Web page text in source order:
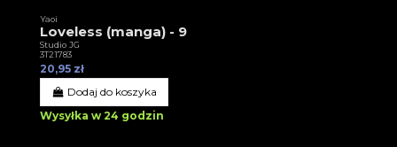
Yaoi
Loveless (manga) - 9
Studio JG
3T21783
20,95 zł
Dodaj do koszyka
Wysyłka w 24 godzin